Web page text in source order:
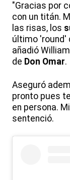
"Gracias por
con un titán.
las risas, los
último 'round'
añadió
de Don Omar.
Aseguró
pronto pues
en persona.
sentenció.